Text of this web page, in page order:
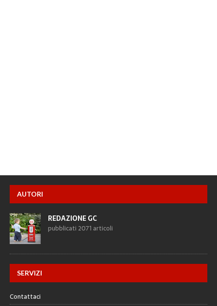
AUTORI
REDAZIONE GC
pubblicati 2071 articoli
SERVIZI
Contattaci